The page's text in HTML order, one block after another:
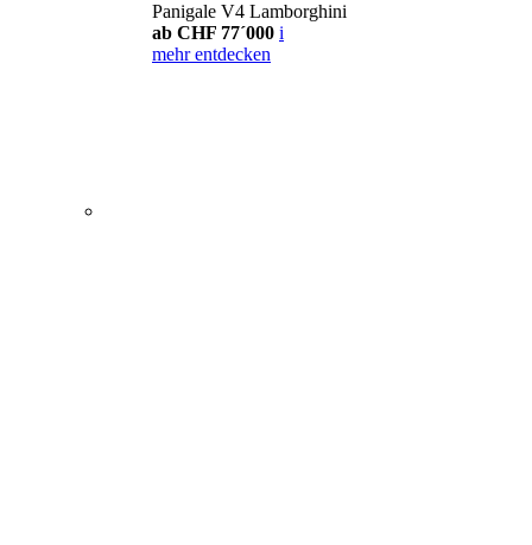
Panigale V4 Lamborghini
ab CHF 77´000 i
mehr entdecken